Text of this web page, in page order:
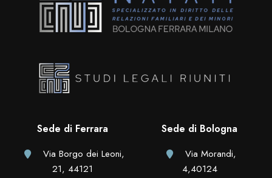
Sede di Ferrara
Via Borgo dei Leoni,
21, 44121
Sede di Bologna
Via Morandi,
4,40124